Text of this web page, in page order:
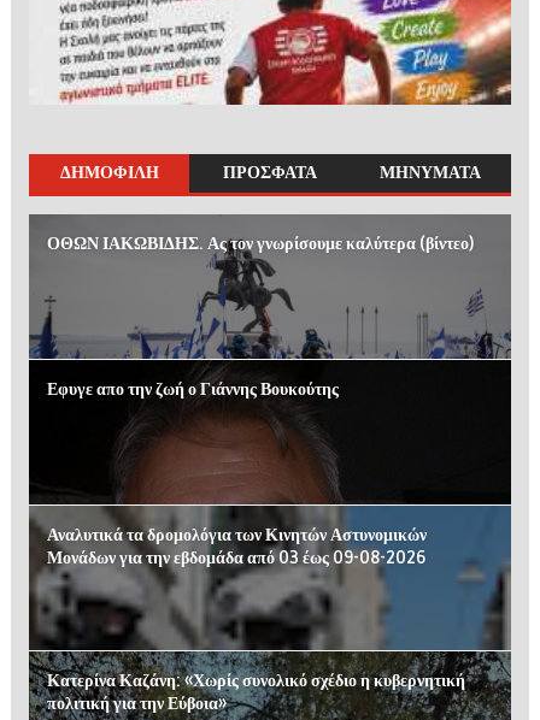
ΔΗΜΟΦΙΛΗ ΠΡΟΣΦΑΤΑ ΜΗΝΥΜΑΤΑ
ΟΘΩΝ ΙΑΚΩΒΙΔΗΣ. Ας τον γνωρίσουμε καλύτερα (βίντεο)
Εφυγε απο την ζωή ο Γιάννης Βουκούτης
Αναλυτικά τα δρομολόγια των Κινητών Αστυνομικών
Μονάδων για την εβδομάδα από 03 έως 09-08-2026
Κατερίνα Καζάνη: «Χωρίς συνολικό σχέδιο η κυβερνητική
πολιτική για την Εύβοια»